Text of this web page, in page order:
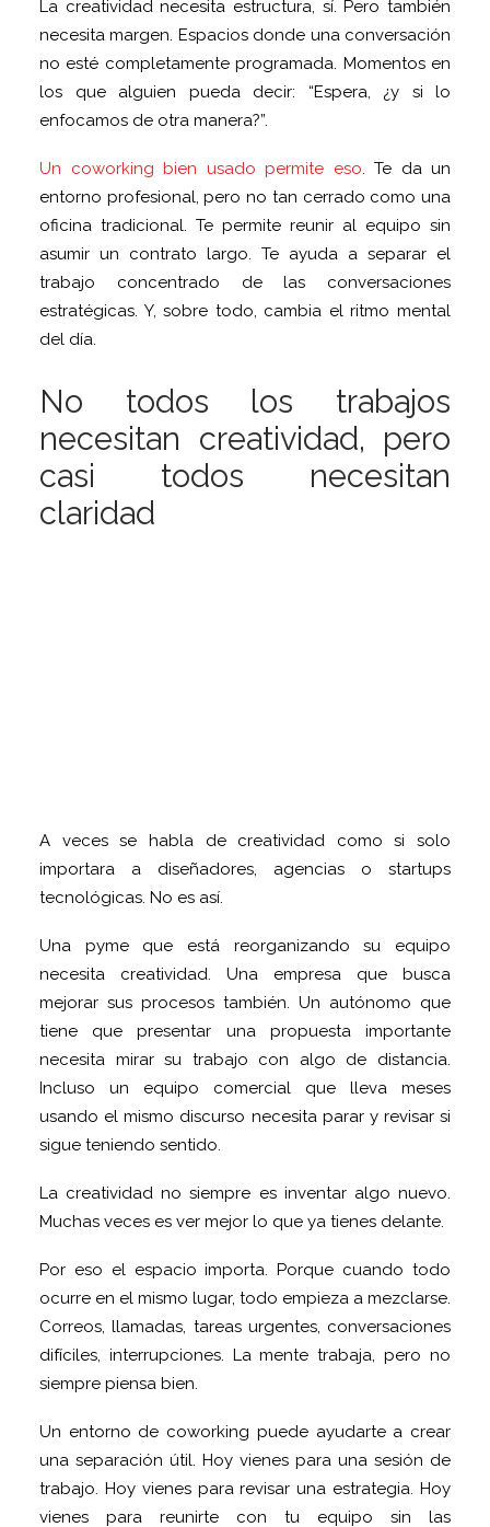
La creatividad necesita estructura, sí. Pero también
necesita margen. Espacios donde una conversación
no esté completamente programada. Momentos en
los que alguien pueda decir: “Espera, ¿y si lo
enfocamos de otra manera?”.
Un coworking bien usado permite eso. Te da un
entorno profesional, pero no tan cerrado como una
oficina tradicional. Te permite reunir al equipo sin
asumir un contrato largo. Te ayuda a separar el
trabajo concentrado de las conversaciones
estratégicas. Y, sobre todo, cambia el ritmo mental
del día.
No todos los trabajos
necesitan creatividad, pero
casi todos necesitan
claridad
A veces se habla de creatividad como si solo
importara a diseñadores, agencias o startups
tecnológicas. No es así.
Una pyme que está reorganizando su equipo
necesita creatividad. Una empresa que busca
mejorar sus procesos también. Un autónomo que
tiene que presentar una propuesta importante
necesita mirar su trabajo con algo de distancia.
Incluso un equipo comercial que lleva meses
usando el mismo discurso necesita parar y revisar si
sigue teniendo sentido.
La creatividad no siempre es inventar algo nuevo.
Muchas veces es ver mejor lo que ya tienes delante.
Por eso el espacio importa. Porque cuando todo
ocurre en el mismo lugar, todo empieza a mezclarse.
Correos, llamadas, tareas urgentes, conversaciones
difíciles, interrupciones. La mente trabaja, pero no
siempre piensa bien.
Un entorno de coworking puede ayudarte a crear
una separación útil. Hoy vienes para una sesión de
trabajo. Hoy vienes para revisar una estrategia. Hoy
vienes para reunirte con tu equipo sin las